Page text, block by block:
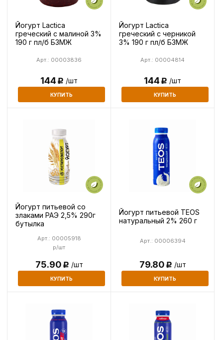
Йогурт Lactica
греческий с малиной 3%
190 г пл/б БЗМЖ
Арт.: 00003836
144Р /шт
КУПИТЬ
Йогурт Lactica
греческий с черникой
3% 190 г пл/б БЗМЖ
Арт.: 00004814
144Р /шт
КУПИТЬ
Йогурт питьевой со
злаками РАЭ 2,5% 290г
бутылка
р/шт
Арт.: 00005918
75.90Р /шт
КУПИТЬ
Йогурт питьевой TEOS
натуральный 2% 260 г
Арт.: 00006394
79.80Р /шт
КУПИТЬ